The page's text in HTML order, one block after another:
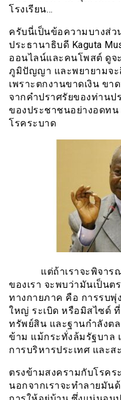
โรงเรียน…
ครับนี่เป็นข้อความบางส่ว
ประธานาธิบดี Kaguta
ออนไลน์และคนโพสต์ ดูจ
ภูมิปัญญา และพยายามจะ
เพราะตกงานขาดเงิน ขา
จากคำปราศรัยของท่าน
ของประชาชนอย่างอดท
โรคระบาด
แต่ถ้าเราจะพิจารณา
ของเรา จะพบว่ามันเป็นต
ทางกายภาค คือ การรบพุ่
ใหญ่ ระเบิด หรือมิสไซด์
ทรัพย์สิน และฐานกำลังต
ข้าม แม้กระทั่งล้มรัฐบาล
การบริหารประเทศ และ
ตรงข้ามสงครามกับโรคร
นอกจากเราจะทำลายมันด้